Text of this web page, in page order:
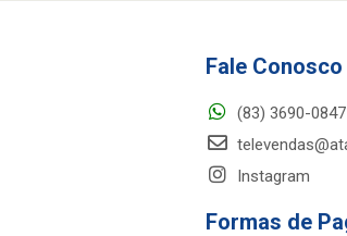
Fale Conosco
(83) 3690-0847
Instagram
Formas de